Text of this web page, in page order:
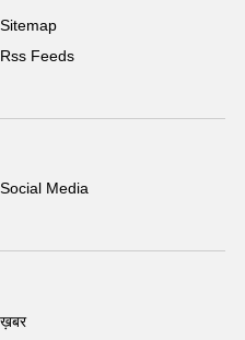
Sitemap
Rss Feeds
Social Media
ख़बर